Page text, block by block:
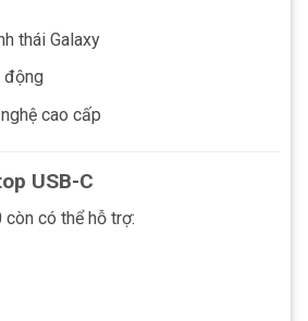
thái Galaxy
động
cao cấp
USB-C
có thể hỗ trợ: